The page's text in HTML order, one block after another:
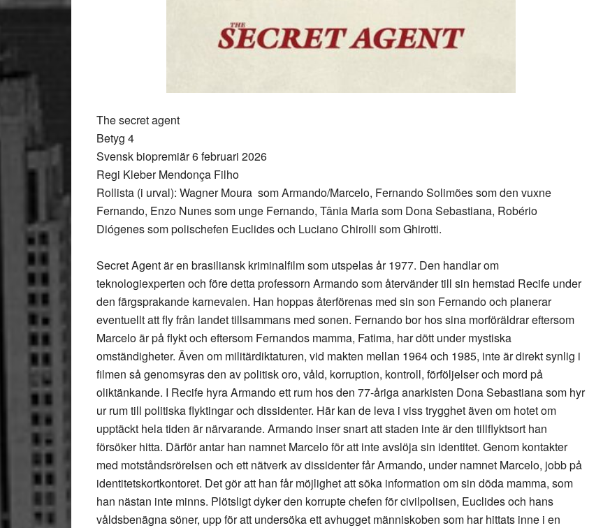
The secret agent
Betyg 4
Svensk biopremiär 6 februari 2026
Regi Kleber Mendonça Filho
Rollista (i urval): Wagner Moura som Armando/Marcelo, Fernando Solimões som den vuxne
Fernando, Enzo Nunes som unge Fernando, Tânia Maria som Dona Sebastiana, Robério
Diógenes som polischefen Euclides och Luciano Chirolli som Ghirotti.
Secret Agent är en brasiliansk kriminalfilm som utspelas år 1977. Den handlar om
teknologiexperten och före detta professorn Armando som återvänder till sin hemstad Recife under
den färgsprakande karnevalen. Han hoppas återförenas med sin son Fernando och planerar
eventuellt att fly från landet tillsammans med sonen. Fernando bor hos sina morföräldrar eftersom
Marcelo är på flykt och eftersom Fernandos mamma, Fatima, har dött under mystiska
omständigheter. Även om militärdiktaturen, vid makten mellan 1964 och 1985, inte är direkt synlig i
filmen så genomsyras den av politisk oro, våld, korruption, kontroll, förföljelser och mord på
oliktänkande. I Recife hyra Armando ett rum hos den 77-åriga anarkisten Dona Sebastiana som hyr
ur rum till politiska flyktingar och dissidenter. Här kan de leva i viss trygghet även om hotet om
upptäckt hela tiden är närvarande. Armando inser snart att staden inte är den tillflyktsort han
försöker hitta. Därför antar han namnet Marcelo för att inte avslöja sin identitet. Genom kontakter
med motståndsrörelsen och ett nätverk av dissidenter får Armando, under namnet Marcelo, jobb på
identitetskortkontoret. Det gör att han får möjlighet att söka information om sin döda mamma, som
han nästan inte minns. Plötsligt dyker den korrupte chefen för civilpolisen, Euclides och hans
våldsbenägna söner, upp för att undersöka ett avhugget människoben som har hittats inne i en